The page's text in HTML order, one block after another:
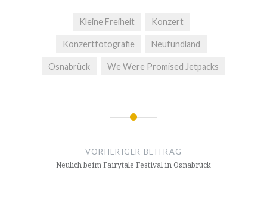
Kleine Freiheit Konzert
Konzertfotografie Neufundland
Osnabrück We Were Promised Jetpacks
Beitragsnavigation
VORHERIGER BEITRAG
Neulich beim Fairytale Festival in Osnabrück